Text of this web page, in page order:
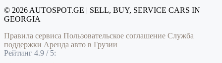
© 2026 AUTOSPOT.GE | SELL, BUY, SERVICE CARS IN
GEORGIA
Правила сервиса Пользовательское соглашение Служба
поддержки Аренда авто в Грузии
Рейтинг 4.9 / 5: